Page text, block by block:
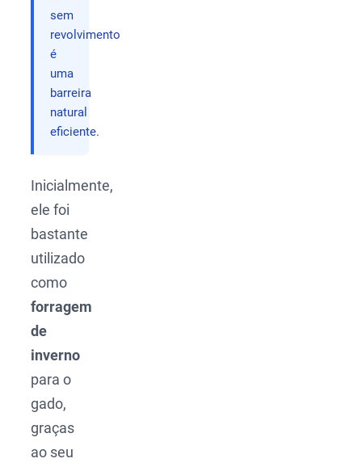
sem
revolvimento
é
uma
barreira
natural
eficiente.
Inicialmente,
ele foi
bastante
utilizado
como
forragem
de
inverno
para o
gado,
graças
ao seu